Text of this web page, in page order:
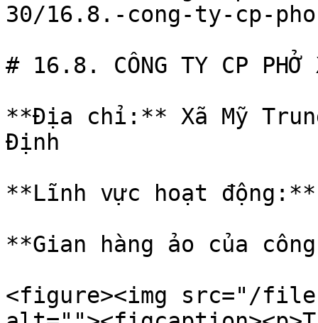
30/16.8.-cong-ty-cp-
# 16.8. CÔNG TY CP PHỞ
**Địa chỉ:** Xã Mỹ
Định
**Lĩnh vực hoạt động:**
**Gian hàng ảo của
<figure><img src="/